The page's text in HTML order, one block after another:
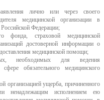
лично или через своего
медицинской организации в
Российской Федерации;
фонда, страховой медицинской
достоверной информации о
медицинской помощи;
необходимых для ведения
обязательного медицинского
организацией ущерба, причиненного
ненадлежащим исполнением ею